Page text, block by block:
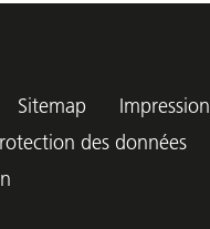
Sitemap Impression
des données